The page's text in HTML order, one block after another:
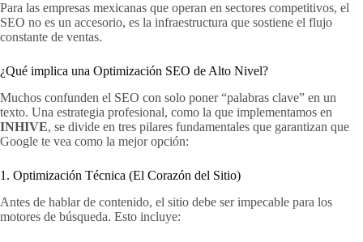
Para las empresas mexicanas que operan en sectores competitivos, el
SEO no es un accesorio, es la infraestructura que sostiene el flujo
constante de ventas.
¿Qué implica una Optimización SEO de Alto Nivel?
Muchos confunden el SEO con solo poner “palabras clave” en un
texto. Una estrategia profesional, como la que implementamos en
INHIVE, se divide en tres pilares fundamentales que garantizan que
Google te vea como la mejor opción:
1. Optimización Técnica (El Corazón del Sitio)
Antes de hablar de contenido, el sitio debe ser impecable para los
motores de búsqueda. Esto incluye: